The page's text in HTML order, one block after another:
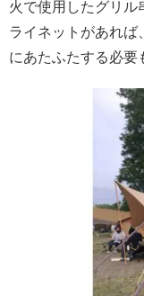
火で使用したグリル
ライネットがあれば
にあたふたする必要